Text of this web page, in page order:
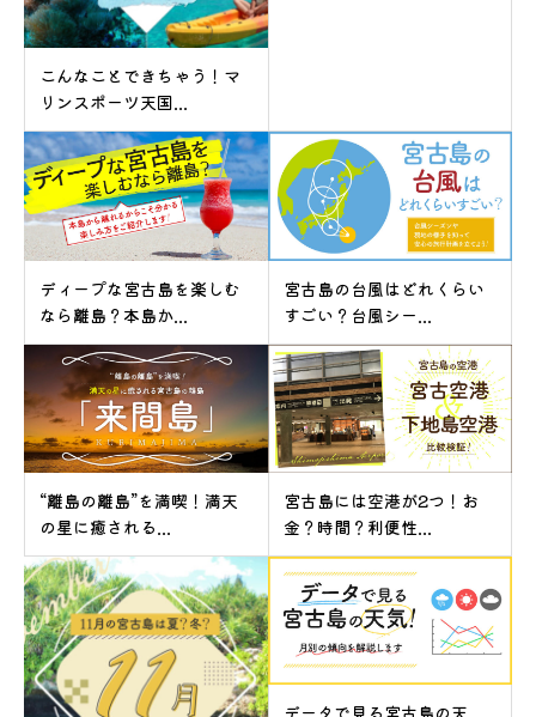
こんなことできちゃう！マ
リンスポーツ天国...
ディープな宮古島を楽しむ
なら離島？本島か...
宮古島の台風はどれくらい
すごい？台風シー...
“離島の離島”を満喫！満天
の星に癒される...
宮古島には空港が2つ！お
金？時間？利便性...